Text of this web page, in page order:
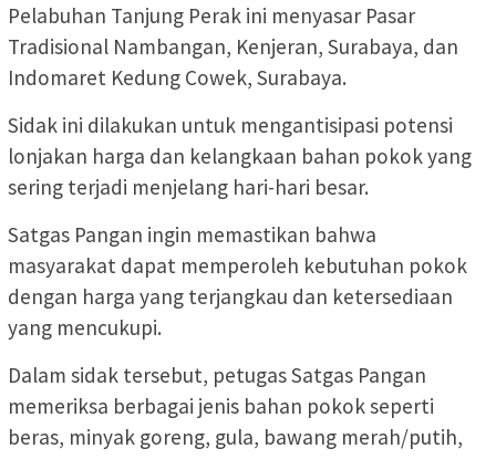
Pelabuhan Tanjung Perak ini menyasar Pasar
Tradisional Nambangan, Kenjeran, Surabaya, dan
Indomaret Kedung Cowek, Surabaya.
Sidak ini dilakukan untuk mengantisipasi potensi
lonjakan harga dan kelangkaan bahan pokok yang
sering terjadi menjelang hari-hari besar.
Satgas Pangan ingin memastikan bahwa
masyarakat dapat memperoleh kebutuhan pokok
dengan harga yang terjangkau dan ketersediaan
yang mencukupi.
Dalam sidak tersebut, petugas Satgas Pangan
memeriksa berbagai jenis bahan pokok seperti
beras, minyak goreng, gula, bawang merah/putih,